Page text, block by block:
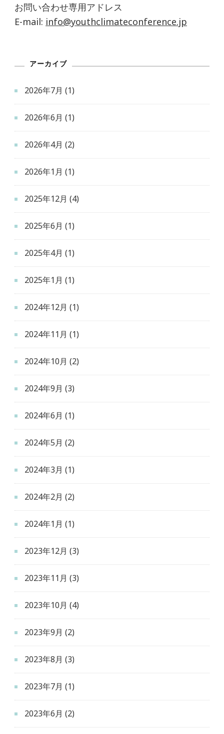
お問い合わせ専用アドレス
E-mail: info@youthclimateconference.jp
アーカイブ
2026年7月 (1)
2026年6月 (1)
2026年4月 (2)
2026年1月 (1)
2025年12月 (4)
2025年6月 (1)
2025年4月 (1)
2025年1月 (1)
2024年12月 (1)
2024年11月 (1)
2024年10月 (2)
2024年9月 (3)
2024年6月 (1)
2024年5月 (2)
2024年3月 (1)
2024年2月 (2)
2024年1月 (1)
2023年12月 (3)
2023年11月 (3)
2023年10月 (4)
2023年9月 (2)
2023年8月 (3)
2023年7月 (1)
2023年6月 (2)